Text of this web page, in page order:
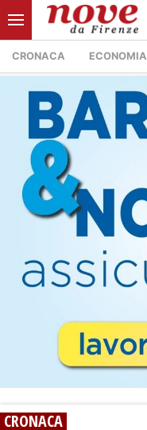
CRONACA ECONOMIA
CRONACA